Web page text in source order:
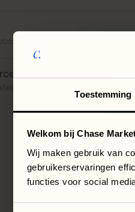
Toestemming
Welkom bij Chase
Wij maken gebruik van
gebruikerservaringen
functies voor social